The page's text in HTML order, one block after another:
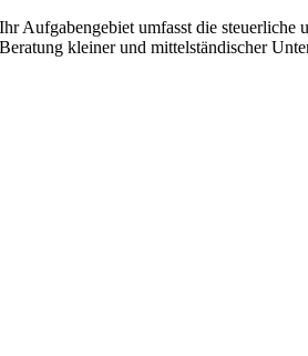
Ihr Aufgabengebiet umfasst die steuerliche
Beratung kleiner und mittelständischer